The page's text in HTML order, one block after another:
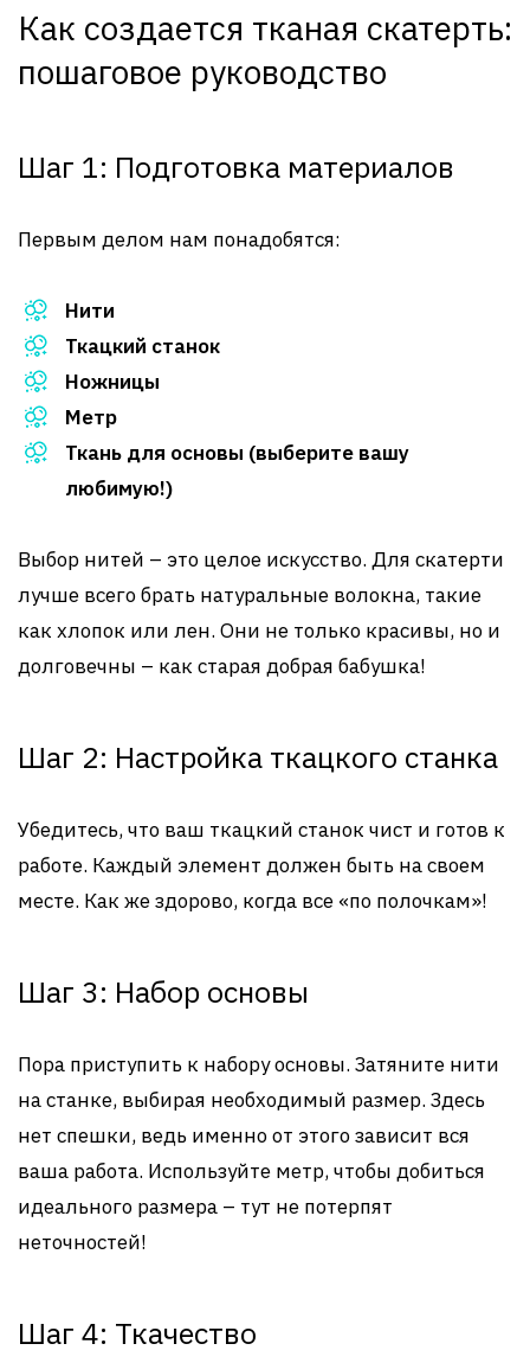
Как создается тканая скатерть:
пошаговое руководство
Шаг 1: Подготовка материалов
Первым делом нам понадобятся:
Нити
Ткацкий станок
Ножницы
Метр
Ткань для основы (выберите вашу
любимую!)
Выбор нитей – это целое искусство. Для скатерти
лучше всего брать натуральные волокна, такие
как хлопок или лен. Они не только красивы, но и
долговечны – как старая добрая бабушка!
Шаг 2: Настройка ткацкого станка
Убедитесь, что ваш ткацкий станок чист и готов к
работе. Каждый элемент должен быть на своем
месте. Как же здорово, когда все «по полочкам»!
Шаг 3: Набор основы
Пора приступить к набору основы. Затяните нити
на станке, выбирая необходимый размер. Здесь
нет спешки, ведь именно от этого зависит вся
ваша работа. Используйте метр, чтобы добиться
идеального размера – тут не потерпят
неточностей!
Шаг 4: Ткачество